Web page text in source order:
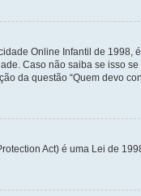
Online Infantil de
Caso não saiba se isso
da questão “Quem devo
Act) é uma Lei de